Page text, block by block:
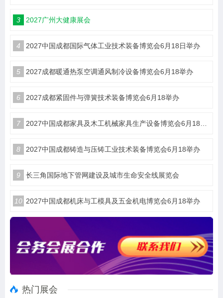
3 2027广州大健康展会
4 2027中国成都国际气体工业技术装备博览会6月18日举办
5 2027成都暖通热泵空调通风制冷设备博览会6月18举办
6 2027成都紧固件与弹簧技术装备博览会6月18举办
7 2027中国成都家具及木工机械家具生产设备博览会6月18举办
8 2027中国成都铸造与压铸工业技术装备博览会6月18举办
9 长三角国际地下管网建设及城市生命安全线展览会
10 2027中国成都机床与工模具及五金机电博览会6月18举办
热门展会